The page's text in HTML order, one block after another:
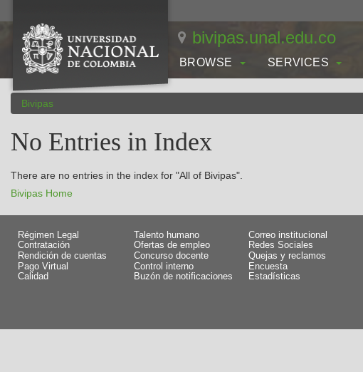
bivipas.unal.edu.co
BROWSE SERVICES
Bivipas
No Entries in Index
There are no entries in the index for "All of Bivipas".
Bivipas Home
Régimen Legal
Talento humano
Contratación
Ofertas de empleo
Rendición de cuentas
Concurso docente
Pago Virtual
Control interno
Calidad
Buzón de notificaciones
Correo institucional
Redes Sociales
Quejas y reclamos
Encuesta
Estadísticas